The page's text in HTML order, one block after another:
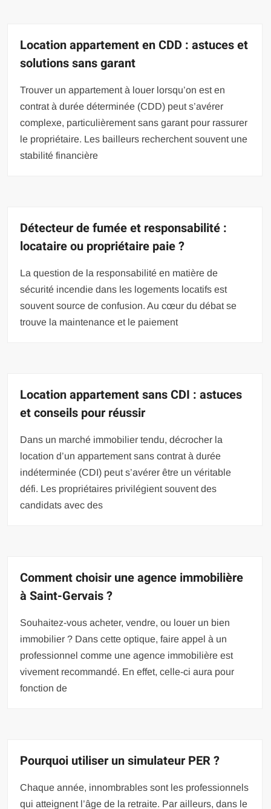
Location appartement en CDD : astuces et
solutions sans garant
Trouver un appartement à louer lorsqu’on est en
contrat à durée déterminée (CDD) peut s’avérer
complexe, particulièrement sans garant pour rassurer
le propriétaire. Les bailleurs recherchent souvent une
stabilité financière
Détecteur de fumée et responsabilité :
locataire ou propriétaire paie ?
La question de la responsabilité en matière de
sécurité incendie dans les logements locatifs est
souvent source de confusion. Au cœur du débat se
trouve la maintenance et le paiement
Location appartement sans CDI : astuces
et conseils pour réussir
Dans un marché immobilier tendu, décrocher la
location d’un appartement sans contrat à durée
indéterminée (CDI) peut s’avérer être un véritable
défi. Les propriétaires privilégient souvent des
candidats avec des
Comment choisir une agence immobilière
à Saint-Gervais ?
Souhaitez-vous acheter, vendre, ou louer un bien
immobilier ? Dans cette optique, faire appel à un
professionnel comme une agence immobilière est
vivement recommandé. En effet, celle-ci aura pour
fonction de
Pourquoi utiliser un simulateur PER ?
Chaque année, innombrables sont les professionnels
qui atteignent l’âge de la retraite. Par ailleurs, dans le